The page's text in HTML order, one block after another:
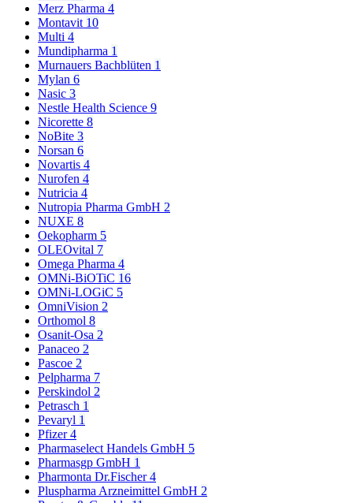
Merz Pharma 4
Montavit 10
Multi 4
Mundipharma 1
Murnauers Bachblüten 1
Mylan 6
Nasic 3
Nestle Health Science 9
Nicorette 8
NoBite 3
Norsan 6
Novartis 4
Nurofen 4
Nutricia 4
Nutropia Pharma GmbH 2
NUXE 8
Oekopharm 5
OLEOvital 7
Omega Pharma 4
OMNi-BiOTiC 16
OMNi-LOGiC 5
OmniVision 2
Orthomol 8
Osanit-Osa 2
Panaceo 2
Pascoe 2
Pelpharma 7
Perskindol 2
Petrasch 1
Pevaryl 1
Pfizer4
Pharmaselect Handels GmbH 5
Pharmasgp GmbH 1
Pharmonta Dr.Fischer4
Pluspharma Arzneimittel GmbH 2